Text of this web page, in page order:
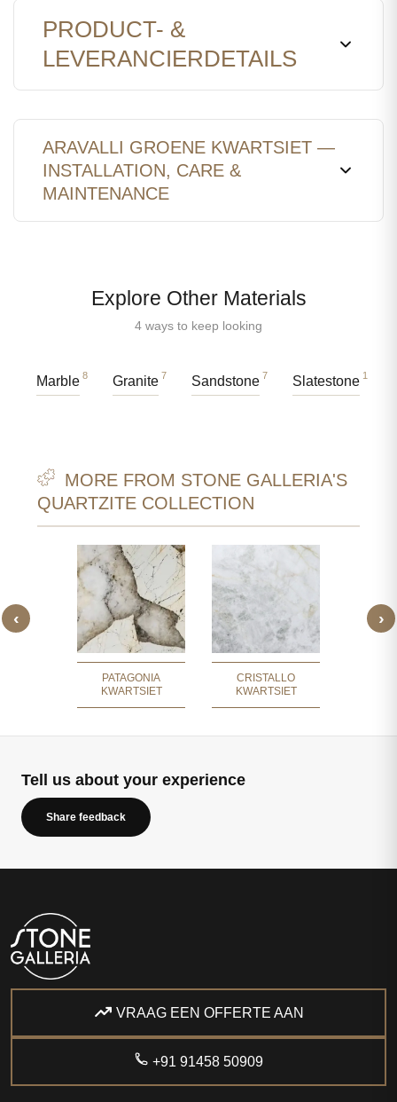
PRODUCT- &
LEVERANCIERDETAILS
ARAVALLI GROENE KWARTSIET —
INSTALLATION, CARE &
MAINTENANCE
Explore Other Materials
4 ways to keep looking
Marble 8 Granite 7 Sandstone 7 Slatestone 1
MORE FROM STONE GALLERIA'S
QUARTZITE COLLECTION
‹
PATAGONIA
KWARTSIET
CRISTALLO
KWARTSIET
›
Tell us about your experience
Share feedback
VRAAG EEN OFFERTE AAN
+91 91458 50909